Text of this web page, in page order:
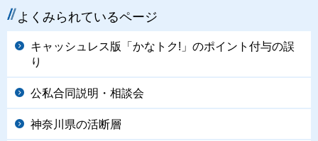
よくみられているページ
キャッシュレス版「かなトク!」のポイント付与の誤
り
公私合同説明・相談会
神奈川県の活断層